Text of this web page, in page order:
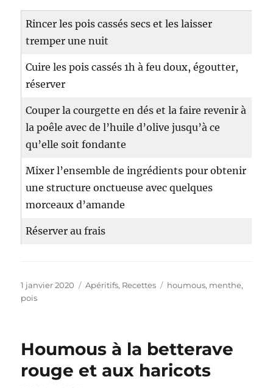
Rincer les pois cassés secs et les laisser
tremper une nuit
Cuire les pois cassés 1h à feu doux, égoutter,
réserver
Couper la courgette en dés et la faire revenir à
la poêle avec de l’huile d’olive jusqu’à ce
qu’elle soit fondante
Mixer l’ensemble de ingrédients pour obtenir
une structure onctueuse avec quelques
morceaux d’amande
Réserver au frais
Publié
le
1 janvier 2020 Catégories
Apéritifs, Recettes Étiquettes
houmous, menthe,
pois
Houmous à la betterave
rouge et aux haricots